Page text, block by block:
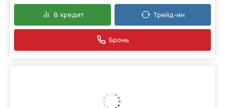
В кредит Трейд-ин
Бронь